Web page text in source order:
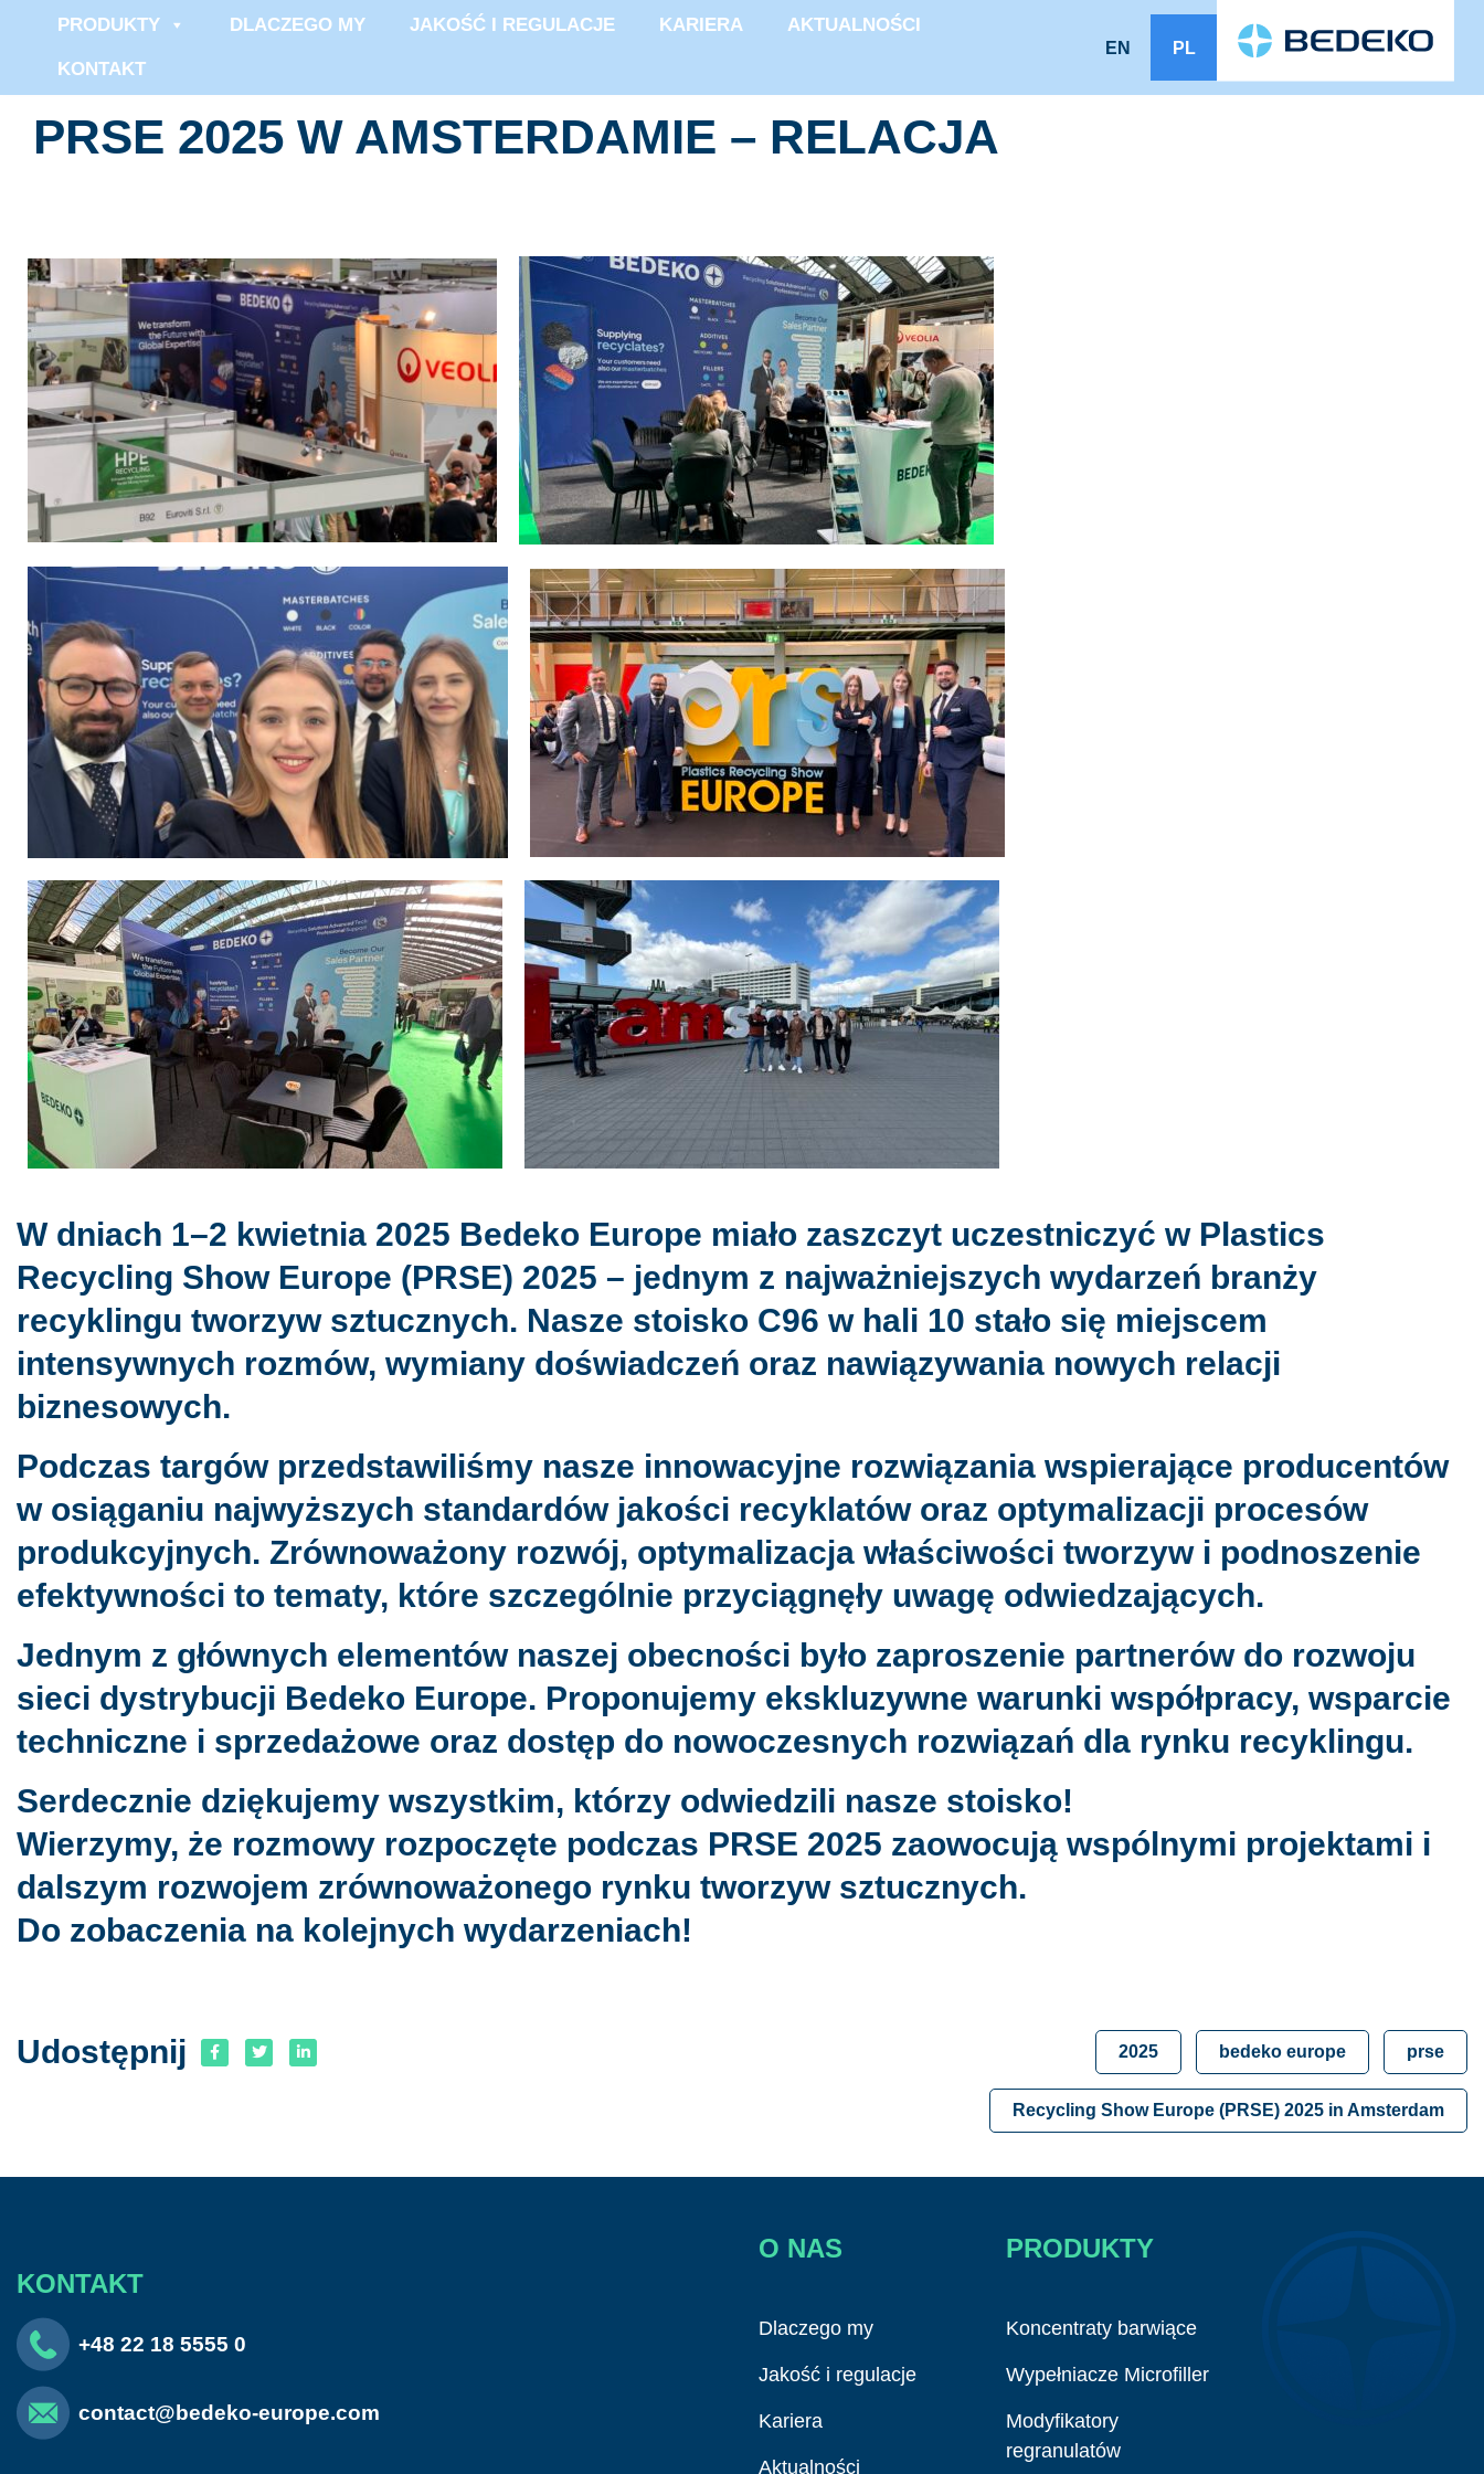
PRODUKTY DLACZEGO MY JAKOŚĆ I REGULACJE KARIERA AKTUALNOŚCI
KONTAKT
EN PL
PRSE 2025 W AMSTERDAMIE – RELACJA
W dniach 1–2 kwietnia 2025 Bedeko Europe miało zaszczyt uczestniczyć w Plastics
Recycling Show Europe (PRSE) 2025 – jednym z najważniejszych wydarzeń branży
recyklingu tworzyw sztucznych. Nasze stoisko C96 w hali 10 stało się miejscem
intensywnych rozmów, wymiany doświadczeń oraz nawiązywania nowych relacji
biznesowych.
Podczas targów przedstawiliśmy nasze innowacyjne rozwiązania wspierające producentów
w osiąganiu najwyższych standardów jakości recyklatów oraz optymalizacji procesów
produkcyjnych. Zrównoważony rozwój, optymalizacja właściwości tworzyw i podnoszenie
efektywności to tematy, które szczególnie przyciągnęły uwagę odwiedzających.
Jednym z głównych elementów naszej obecności było zaproszenie partnerów do rozwoju
sieci dystrybucji Bedeko Europe. Proponujemy ekskluzywne warunki współpracy, wsparcie
techniczne i sprzedażowe oraz dostęp do nowoczesnych rozwiązań dla rynku recyklingu.
Serdecznie dziękujemy wszystkim, którzy odwiedzili nasze stoisko!
Wierzymy, że rozmowy rozpoczęte podczas PRSE 2025 zaowocują wspólnymi projektami i
dalszym rozwojem zrównoważonego rynku tworzyw sztucznych.
Do zobaczenia na kolejnych wydarzeniach!
Udostępnij 2025 bedeko europe prse
Recycling Show Europe (PRSE) 2025 in Amsterdam
KONTAKT
+48 22 18 5555 0
contact@bedeko-europe.com
O NAS
Dlaczego my
Jakość i regulacje
Kariera
Aktualności
PRODUKTY
Koncentraty barwiące
Wypełniacze Microfiller
Modyfikatory
regranulatów